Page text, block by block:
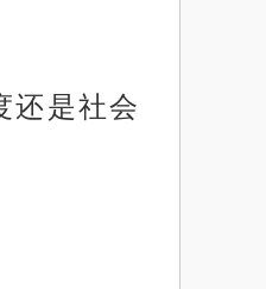
还是社会